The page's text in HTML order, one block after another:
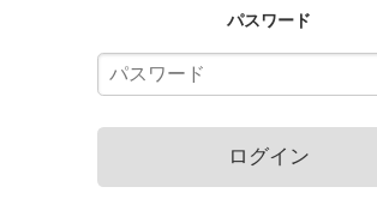
パスワード
ログイン